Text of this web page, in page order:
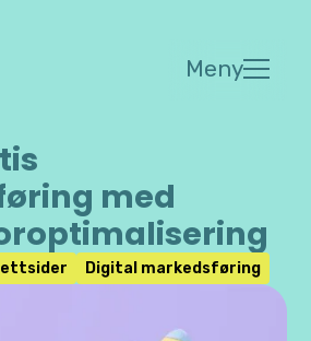
Meny
Digital markedsføring
med